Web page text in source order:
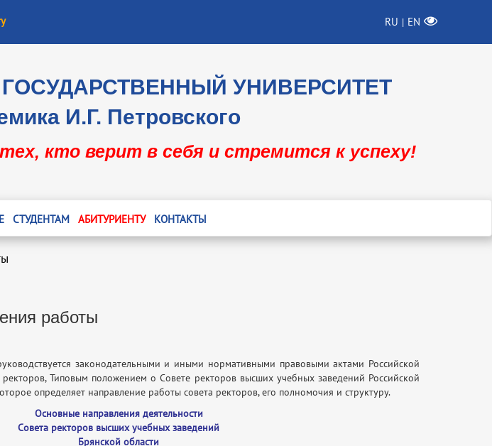
RU | EN
УНИВЕРСИТЕТ
И.Г. Петровского
кто верит в себя и стремится к успеху!
СТУДЕНТАМ АБИТУРИЕНТУ КОНТАКТЫ
работы
законодательными и иными нормативными правовыми актами Российской
Типовым положением о Совете ректоров высших учебных заведений Российской
определяет направление работы совета ректоров, его полномочия и структуру.
Основные направления деятельности
Совета ректоров высших учебных заведений
Брянской области